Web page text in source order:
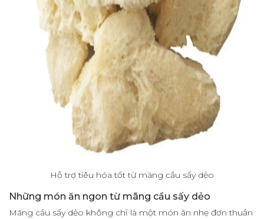
Hỗ trợ tiêu hóa tốt từ mãng cầu sấy dẻo
Những món ăn ngon từ mãng cầu sấy dẻo
Mãng cầu sấy dẻo không chỉ là một món ăn nhẹ đơn thuần